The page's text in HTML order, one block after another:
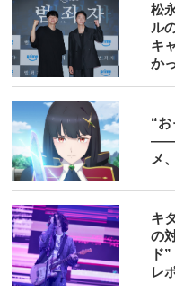
松
ル
キ
か
“
――
メ
キ
の
ド
レ